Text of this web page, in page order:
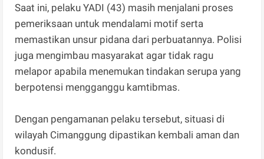
Saat ini, pelaku YADI (43) masih menjalani proses
pemeriksaan untuk mendalami motif serta
memastikan unsur pidana dari perbuatannya. Polisi
juga mengimbau masyarakat agar tidak ragu
melapor apabila menemukan tindakan serupa yang
berpotensi mengganggu kamtibmas.
Dengan pengamanan pelaku tersebut, situasi di
wilayah Cimanggung dipastikan kembali aman dan
kondusif.